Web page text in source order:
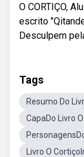
O CORTIÇO,
escrito
Desculpem
Tags
Resumo Do
CapaDo Livro
Livro O